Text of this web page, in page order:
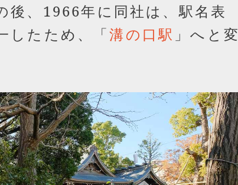
後、1966年に同社は、駅名表
したため、「溝の口駅 」へと変